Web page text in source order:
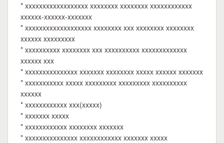
* xxxxxxxxxxxxxxxxxx xxxxxxxx xxxxxxxx xxxxxxxxxxxx
xxxxxx-xxxxxx-xxxxxxx
* xxxxxxxxxxxxxxxxxxx xxxxxxxx xxx xxxxxxxx xxxxxxxx
xxxxxx xxxxxxxxx
* xxxxxxxxxx xxxxxxxx xxx xxxxxxxxxx xxxxxxxxxxxxx
xxxxxx xxx
* xxxxxxxxxxxxxxx xxxxxxx xxxxxxxx xxxxx xxxxxx xxxxxxx
* xxxxxxxxxxx xxxxx xxxxxxxxx xxxxxxxxx xxxxxxxxxx
xxxxxx
* xxxxxxxxxxxx xxx(xxxxx)
* xxxxxxx xxxxx
* xxxxxxxxxxxx xxxxxxxx xxxxxxx
* xxxxxxxxxxxxxxx xxxxxxxxxxxx xxxxxxx xxxxx